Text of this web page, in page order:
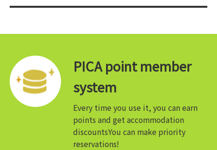
PICA point member
system
Every time you use it, you can earn
points and get accommodation
discountsYou can make priority
reservations!